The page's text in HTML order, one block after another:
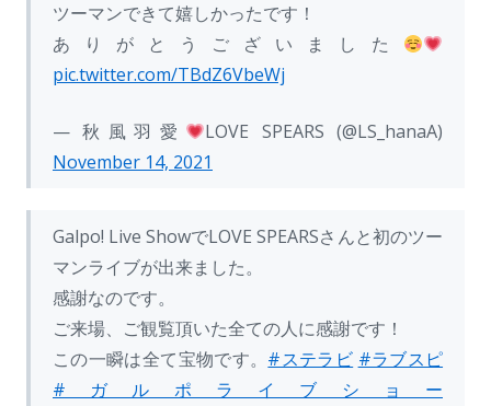
ツーマンできて嬉しかったです！
ありがとうございました
pic.twitter.com/TBdZ6VbeWj
— 秋風羽愛
LOVE SPEARS (@LS_hanaA)
November 14, 2021
Galpo! Live ShowでLOVE SPEARSさんと初のツー
マンライブが出来ました。
感謝なのです。
ご来場、ご観覧頂いた全ての人に感謝です！
この一瞬は全て宝物です。 #ステラビ #ラブスピ
#ガルポライブショー